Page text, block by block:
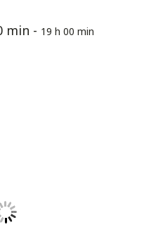
min - 19 h 00 min